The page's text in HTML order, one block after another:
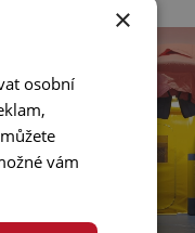
×
osobní
vám